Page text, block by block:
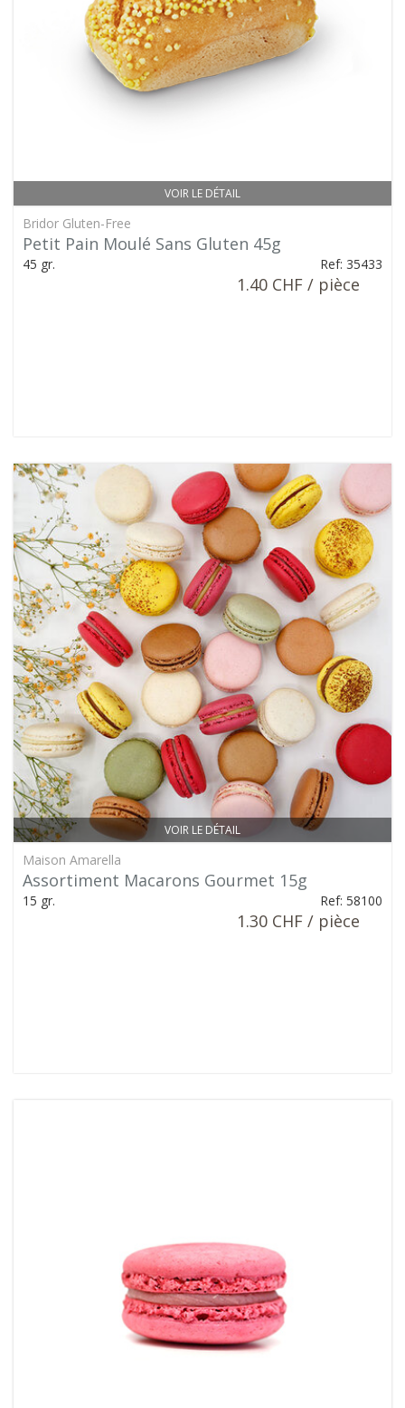
VOIR LE DÉTAIL
Bridor Gluten-Free
Petit Pain Moulé Sans Gluten 45g
45 gr. Ref: 35433
1.40 CHF / pièce
VOIR LE DÉTAIL
Maison Amarella
Assortiment Macarons Gourmet 15g
15 gr. Ref: 58100
1.30 CHF / pièce